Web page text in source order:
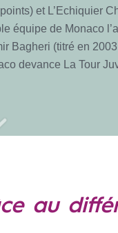
et L’Echiquier
équipe de Monaco
Bagheri (titré en
devance La Tour
au